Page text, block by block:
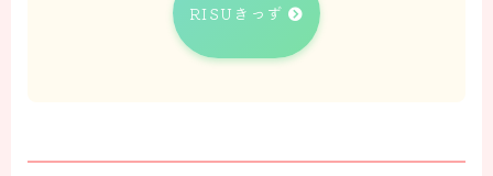
RISUきっず